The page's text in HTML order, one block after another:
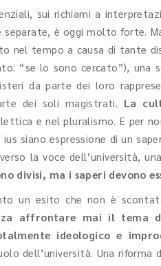
sui richiami a
è oggi molto forte.
nel tempo a causa di tante
“se lo sono cercato”), una
da parte dei loro
dei soli magistrati. La
e nel pluralismo. E per
siano espressione di un
la voce dell’università,
divisi, ma i saperi devono
un esito che non è
affrontare mai il tema
ideologico e
dell’università. Una riforma